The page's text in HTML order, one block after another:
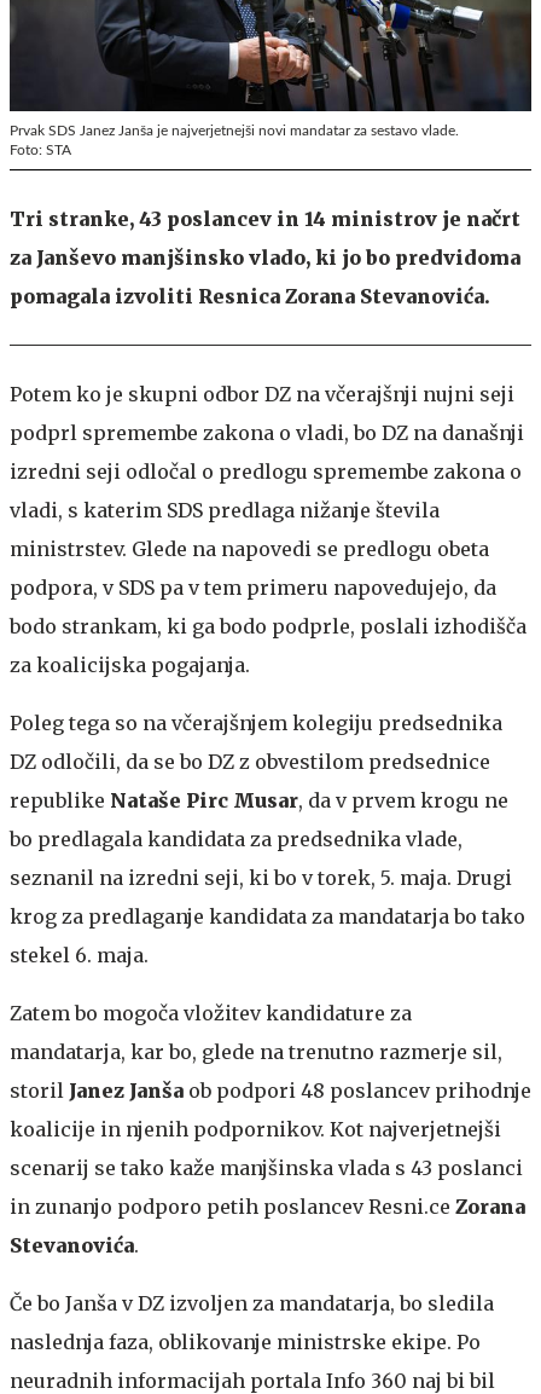
Prvak SDS Janez Janša je najverjetnejši novi mandatar za sestavo vlade.
Foto: STA
Tri stranke, 43 poslancev in 14 ministrov je načrt
za Janševo manjšinsko vlado, ki jo bo predvidoma
pomagala izvoliti Resnica Zorana Stevanovića.
Potem ko je skupni odbor DZ na včerajšnji nujni seji
podprl spremembe zakona o vladi, bo DZ na današnji
izredni seji odločal o predlogu spremembe zakona o
vladi, s katerim SDS predlaga nižanje števila
ministrstev. Glede na napovedi se predlogu obeta
podpora, v SDS pa v tem primeru napovedujejo, da
bodo strankam, ki ga bodo podprle, poslali izhodišča
za koalicijska pogajanja.
Poleg tega so na včerajšnjem kolegiju predsednika
DZ odločili, da se bo DZ z obvestilom predsednice
republike Nataše Pirc Musar, da v prvem krogu ne
bo predlagala kandidata za predsednika vlade,
seznanil na izredni seji, ki bo v torek, 5. maja. Drugi
krog za predlaganje kandidata za mandatarja bo tako
stekel 6. maja.
Zatem bo mogoča vložitev kandidature za
mandatarja, kar bo, glede na trenutno razmerje sil,
storil Janez Janša ob podpori 48 poslancev prihodnje
koalicije in njenih podpornikov. Kot najverjetnejši
scenarij se tako kaže manjšinska vlada s 43 poslanci
in zunanjo podporo petih poslancev Resni.ce Zorana
Stevanovića.
Če bo Janša v DZ izvoljen za mandatarja, bo sledila
naslednja faza, oblikovanje ministrske ekipe. Po
neuradnih informacijah portala Info 360 naj bi bil